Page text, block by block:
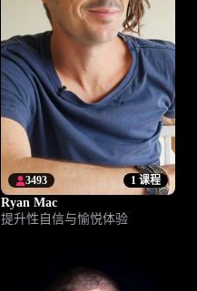
1 课程
3493
Ryan Mac
提升性自信与愉悦体验